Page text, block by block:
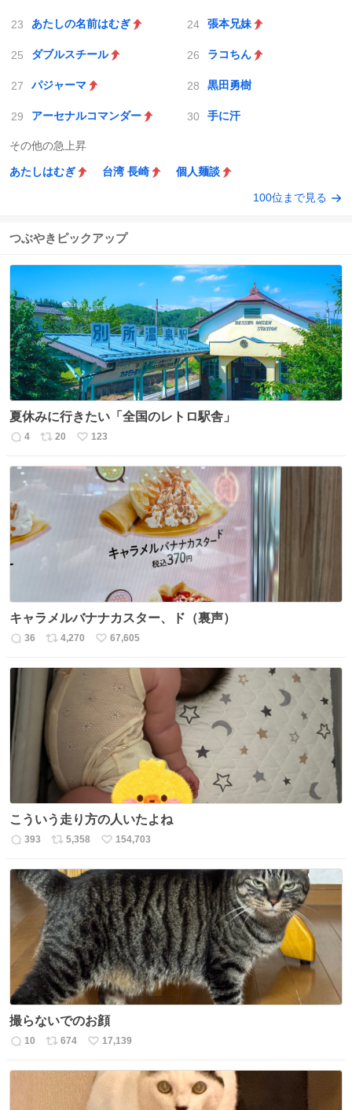
あたしの名前はむぎ 張本兄妹
ダブルスチール ラコちん
パジャーマ 黒田勇樹
アーセナルコマンダー 手に汗
その他の急上昇
あたしはむぎ 台湾 長崎 個人麺談
100位まで見る
つぶやきピックアップ
夏休みに行きたい「全国のレトロ駅舎」
返
4
リ
20
い
数
123
キャラメルバナナカスター、ド（裏声）
返
数
36
リ
ス
ト
数
4,270
い
67,605
こういう走り方の人いたよね
返
数
393
リ
ス
ト
数
5,358
い
ね
数
154,703
撮らないでのお顔
返
10
リ
ス
674
い
ね
数
17,139